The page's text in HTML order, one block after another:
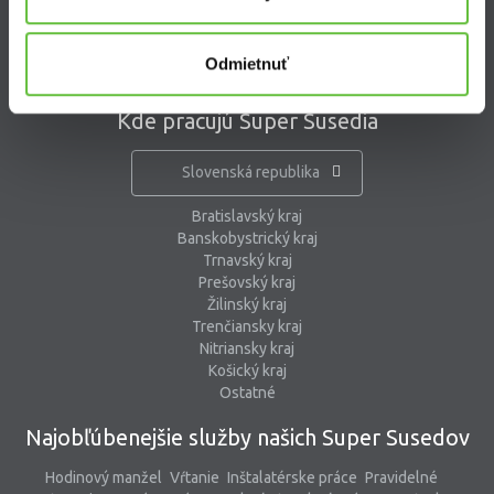
Odmietnuť
pomoc@supersused.sk
Kde pracujú Super Susedia
Slovenská republika
Bratislavský kraj
Banskobystrický kraj
Trnavský kraj
Prešovský kraj
Žilinský kraj
Trenčiansky kraj
Nitriansky kraj
Košický kraj
Ostatné
Najobľúbenejšie služby našich Super Susedov
Hodinový manžel Vŕtanie Inštalatérske práce Pravidelné